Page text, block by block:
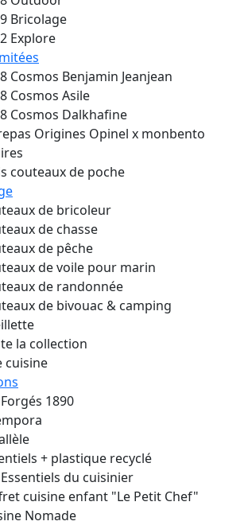
Bricolage
Explore
Cosmos Benjamin Jeanjean
Cosmos Asile
Cosmos Dalkhafine
Origines Opinel x monbento
couteaux de poche
de bricoleur
de chasse
de pêche
de voile pour marin
de randonnée
de bivouac & camping
la collection
cuisine
1890
+ plastique recyclé
Essentiels du cuisinier
cuisine enfant "Le Petit Chef"
Nomade